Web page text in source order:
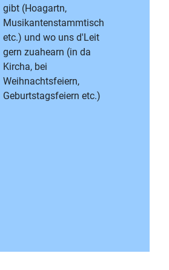
gibt (Hoagartn,
Musikantenstammtisch
etc.) und wo uns d'Leit
gern zuahearn (in da
Kircha, bei
Weihnachtsfeiern,
Geburtstagsfeiern etc.)